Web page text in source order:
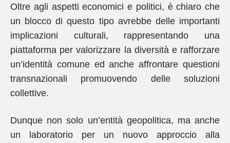
Oltre agli aspetti economici e politici, è chiaro che
un blocco di questo tipo avrebbe delle importanti
implicazioni culturali, rappresentando una
piattaforma per valorizzare la diversità e rafforzare
un’identità comune ed anche affrontare questioni
transnazionali promuovendo delle soluzioni
collettive.
Dunque non solo un’entità geopolitica, ma anche
un laboratorio per un nuovo approccio alla